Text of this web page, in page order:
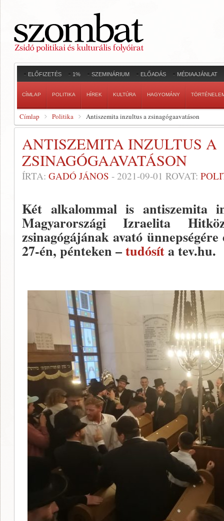
ELŐFIZETÉS 1% SZEMINÁRIUM ELŐADÁS MÉDIAAJÁNLAT
CÍMLAP POLITIKA HÍREK KULTÚRA HAGYOMÁNY
Címlap Politika Antiszemita inzultus a zsinagógaavatáson
ANTISZEMITA INZULTUS A
ZSINAGÓGAAVATÁSON
ÍRTA: GADÓ JÁNOS - 2021-09-01 ROVAT:
Két alkalommal is antiszemita
Magyarországi Izraelita
zsinagógájának avató
27-én, pénteken –tudósíta tev.hu.